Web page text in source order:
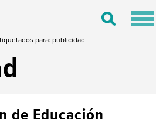
Toggle
para: publicidad
de Educación